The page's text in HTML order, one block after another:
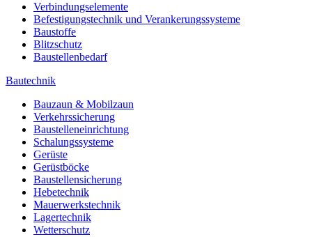
Verbindungselemente
Befestigungstechnik und Verankerungssysteme
Baustoffe
Blitzschutz
Baustellenbedarf
Bautechnik
Bauzaun & Mobilzaun
Verkehrssicherung
Baustelleneinrichtung
Schalungssysteme
Gerüste
Gerüstböcke
Baustellensicherung
Hebetechnik
Mauerwerkstechnik
Lagertechnik
Wetterschutz